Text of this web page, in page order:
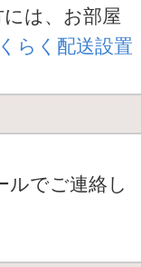
は、お部屋
らく配送設置
ルでご連絡し